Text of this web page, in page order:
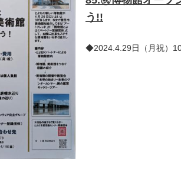
う!!
◆2024.4.29日（月祝）